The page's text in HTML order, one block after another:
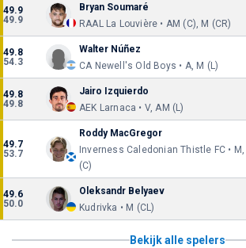
49.9
49.9
Bryan Soumaré
RAAL La Louvière • AM (C), M (CR)
49.8
54.3
Walter Núñez
CA Newell's Old Boys • A, M (L)
49.8
49.8
Jairo Izquierdo
AEK Larnaca • V, AM (L)
49.7
53.7
Roddy MacGregor
Inverness Caledonian Thistle FC • M,
(C)
49.6
50.0
Oleksandr Belyaev
Kudrivka • M (CL)
Bekijk alle spelers